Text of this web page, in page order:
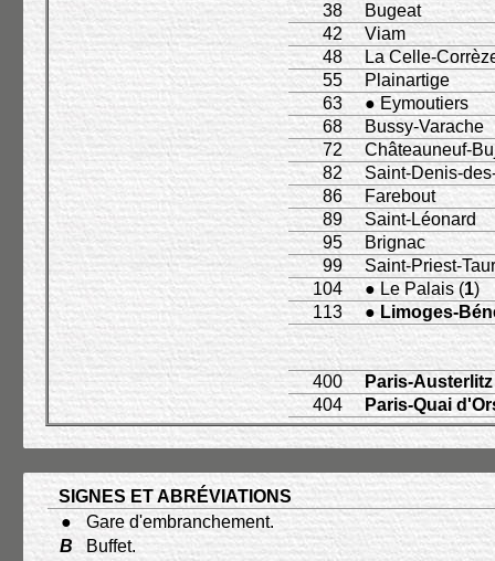
38
Bugeat
42
Viam
48
La Celle-
55
Plainartige
63
● Eymoutiers
68
Bussy-Varache
72
Châteauneuf-
82
Saint-Denis-
86
Farebout
89
Saint-Léonard
95
Brignac
99
Saint-Priest-
104
● Le Palais (1)
113
● Limoges-
400 Paris-Austerlitz
404
Paris-Quai
SIGNES ET ABRÉVIATIONS
●
Gare d'embranchement.
B
Buffet.